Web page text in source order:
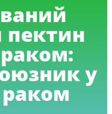
пектин
у
раком